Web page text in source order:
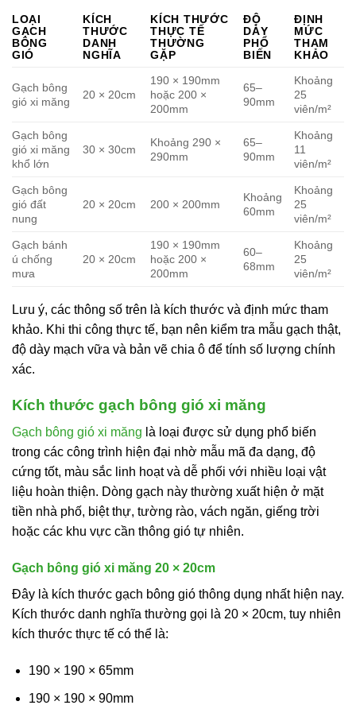
LOẠI
GẠCH
BÔNG
GIÓ
KÍCH
THƯỚC
DANH
NGHĨA
KÍCH THƯỚC
THỰC TẾ
THƯỜNG
GẶP
ĐỘ
DÀY
PHỔ
BIẾN
ĐỊNH
MỨC
THAM
KHẢO
Gạch bông
gió xi măng
20 × 20cm
190 × 190mm
hoặc 200 ×
200mm
65–
90mm
Khoảng
25
viên/m²
Gạch bông
gió xi măng
khổ lớn
30 × 30cm
Khoảng 290 ×
290mm
65–
90mm
Khoảng
11
viên/m²
Gạch bông
gió đất
nung
20 × 20cm 200 × 200mm
Khoảng
60mm
Khoảng
25
viên/m²
Gạch bánh
ú chống
mưa
20 × 20cm
190 × 190mm
hoặc 200 ×
200mm
60–
68mm
Khoảng
25
viên/m²
Lưu ý, các thông số trên là kích thước và định mức tham
khảo. Khi thi công thực tế, bạn nên kiểm tra mẫu gạch thật,
độ dày mạch vữa và bản vẽ chia ô để tính số lượng chính
xác.
Kích thước gạch bông gió xi măng
Gạch bông gió xi măng là loại được sử dụng phổ biến
trong các công trình hiện đại nhờ mẫu mã đa dạng, độ
cứng tốt, màu sắc linh hoạt và dễ phối với nhiều loại vật
liệu hoàn thiện. Dòng gạch này thường xuất hiện ở mặt
tiền nhà phố, biệt thự, tường rào, vách ngăn, giếng trời
hoặc các khu vực cần thông gió tự nhiên.
Gạch bông gió xi măng 20 × 20cm
Đây là kích thước gạch bông gió thông dụng nhất hiện nay.
Kích thước danh nghĩa thường gọi là 20 × 20cm, tuy nhiên
kích thước thực tế có thể là:
190 × 190 × 65mm
190 × 190 × 90mm